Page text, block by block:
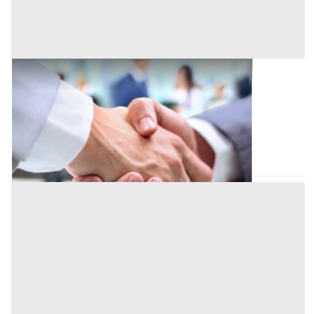
Cessione d'Azienda all'asta a Padova
Padova (Padova)
Offerta minima
81.337,50 € 108.450 €
Codice asta: a9461bd6
22/09/2026